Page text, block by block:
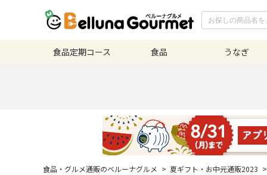
食品定期コース 食品 うなぎ
食品・グルメ通販のベルーナグルメ > 夏ギフト・お中元通販2023 >